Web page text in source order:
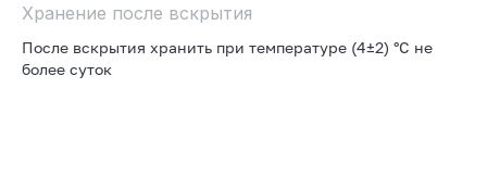
Хранение после вскрытия
После вскрытия хранить при температуре (4±2) °С не
более суток